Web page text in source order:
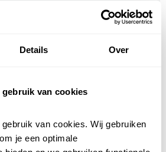
Details Over
gebruik van cookies
van cookies. Wij gebruiken
je een optimale
koppelt aan slimme
tevredenheid.
en Huurders-app van
van DUWO